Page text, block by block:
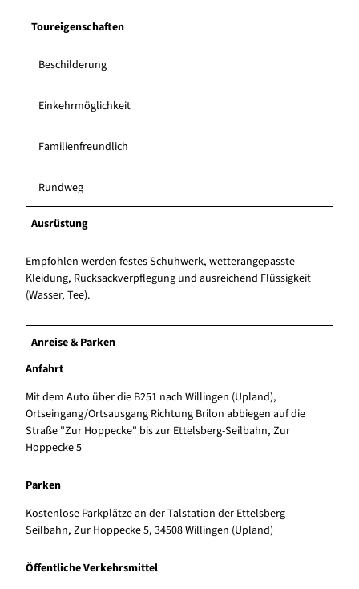
Toureigenschaften
Beschilderung
Einkehrmöglichkeit
Familienfreundlich
Rundweg
Ausrüstung
Empfohlen werden festes Schuhwerk, wetterangepasste
Kleidung, Rucksackverpflegung und ausreichend Flüssigkeit
(Wasser, Tee).
Anreise & Parken
Anfahrt
Mit dem Auto über die B251 nach Willingen (Upland),
Ortseingang/Ortsausgang Richtung Brilon abbiegen auf die
Straße "Zur Hoppecke" bis zur Ettelsberg-Seilbahn, Zur
Hoppecke 5
Parken
Kostenlose Parkplätze an der Talstation der Ettelsberg-
Seilbahn, Zur Hoppecke 5, 34508 Willingen (Upland)
Öffentliche Verkehrsmittel